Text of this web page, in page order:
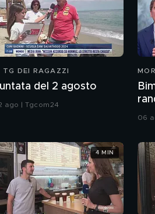
TG DEI RAGAZZI
del 2 agosto
ago | Tgcom24
06
4 MIN